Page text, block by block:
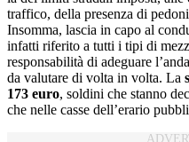
traffico, della presenza di
Insomma, lascia in capo al
infatti riferito a tutti i tipi di
responsabilità di adeguare
da valutare di volta in volta. La
173 euro, soldini che stanno
che nelle casse dell’erario